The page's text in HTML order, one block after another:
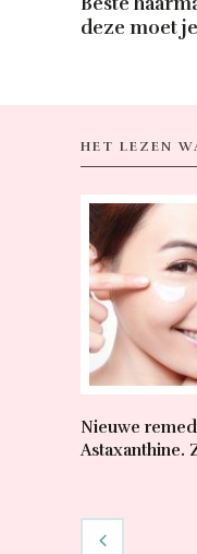
deze moet
HET LEZEN
Nieuwe
Astaxanthine.